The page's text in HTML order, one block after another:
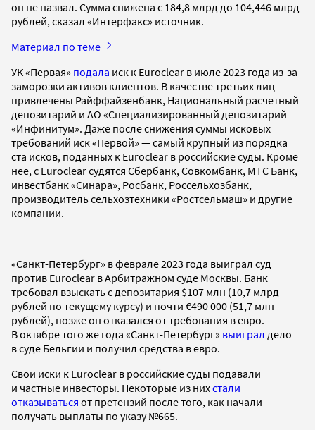
он не назвал. Сумма снижена с 184,8 млрд до 104,446 млрд
рублей, сказал «Интерфакс» источник.
Материал по теме
УК «Первая» подала иск к Euroclear в июле 2023 года из-за
заморозки активов клиентов. В качестве третьих лиц
привлечены Райффайзенбанк, Национальный расчетный
депозитарий и АО «Специализированный депозитарий
«Инфинитум». Даже после снижения суммы исковых
требований иск «Первой» — самый крупный из порядка
ста исков, поданных к Euroclear в российские суды. Кроме
нее, с Euroclear судятся Сбербанк, Совкомбанк, МТС Банк,
инвестбанк «Синара», Росбанк, Россельхозбанк,
производитель сельхозтехники «Ростсельмаш» и другие
компании.
«Санкт-Петербург» в феврале 2023 года выиграл суд
против Euroclear в Арбитражном суде Москвы. Банк
требовал взыскать с депозитария $107 млн (10,7 млрд
рублей по текущему курсу) и почти €490 000 (51,7 млн
рублей), позже он отказался от требования в евро.
В октябре того же года «Санкт-Петербург» выиграл дело
в суде Бельгии и получил средства в евро.
Свои иски к Euroclear в российские суды подавали
и частные инвесторы. Некоторые из нихстали
отказываться от претензий после того, как начали
получать выплаты по указу №665.